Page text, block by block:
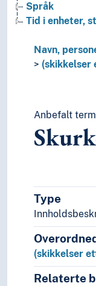
Språk
Tid i enheter,
Navn,
(skikkelser
Anbefalt term
Type
(skikkelser
Relaterte